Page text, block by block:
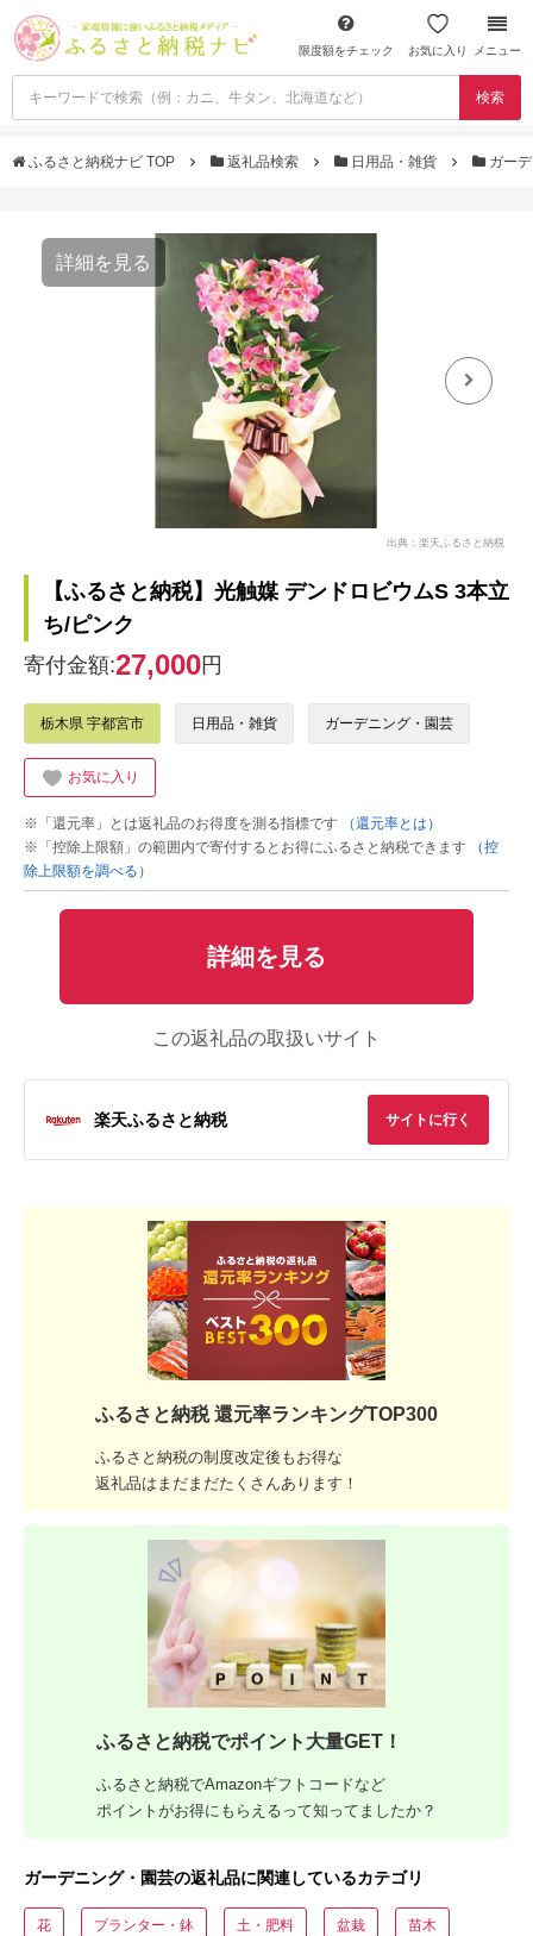
限度額をチェック お気に入り メニュー
検索
ふるさと納税ナビ TOP 返礼品検索 日用品・雑貨 ガー
詳細を見る
出典：楽天ふるさと納税
【ふるさと納税】光触媒 デンドロビウムS 3本立
ち/ピンク
寄付金額:27,000円
栃木県 宇都宮市 日用品・雑貨 ガーデニング・園芸
お気に入り
※「還元率」とは返礼品のお得度を測る指標です
（還元率とは）
※「控除上限額」の範囲内で寄付するとお得にふるさと納税できます
（控
除上限額を調べる）
詳細を見る
この返礼品の取扱いサイト
楽天ふるさと納税 サイトに行く
ふるさと納税 還元率ランキングTOP300
ふるさと納税の制度改定後もお得な
返礼品はまだまだたくさんあります！
ふるさと納税でポイント大量GET！
ふるさと納税でAmazonギフトコードなど
ポイントがお得にもらえるって知ってましたか？
ガーデニング・園芸の返礼品に関連しているカテゴリ
花 プランター・鉢 土・肥料 盆栽 苗木